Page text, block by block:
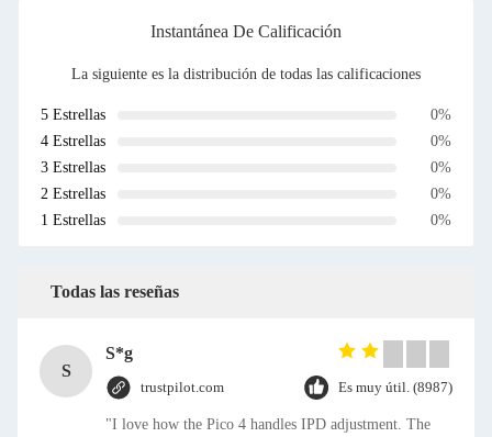
Instantánea De Calificación
La siguiente es la distribución de todas las calificaciones
5 Estrellas
0%
4 Estrellas
0%
3 Estrellas
0%
2 Estrellas
0%
1 Estrellas
0%
Todas las reseñas
S
S*g
trustpilot.com Es muy útil. (8987)
"I love how the Pico 4 handles IPD adjustment. The